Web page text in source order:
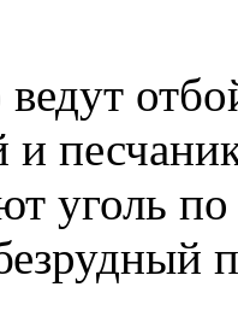
ведут
и
уголь